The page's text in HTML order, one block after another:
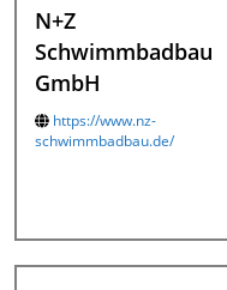
N+Z
Schwimmbadbau
GmbH
https://www.nz-
schwimmbadbau.de/